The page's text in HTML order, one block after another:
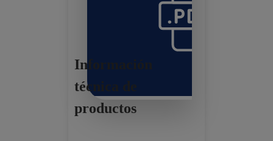
Información
técnica de
productos